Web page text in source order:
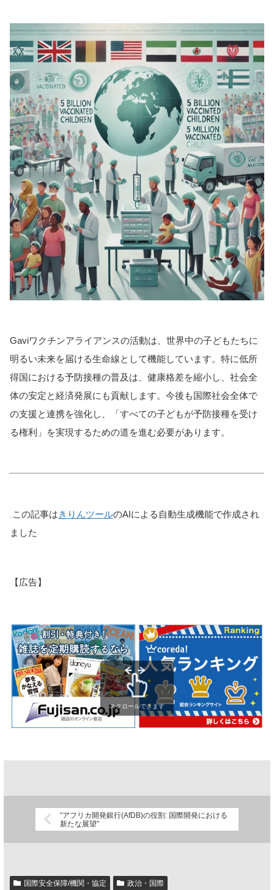
Gaviワクチンアライアンスの活動は、世界中の子どもたちに
明るい未来を届ける生命線として機能しています。特に低所
得国における予防接種の普及は、健康格差を縮小し、社会全
体の安定と経済発展にも貢献します。今後も国際社会全体で
の支援と連携を強化し、「すべての子どもが予防接種を受け
る権利」を実現するための道を進む必要があります。
この記事はきりんツールのAIによる自動生成機能で作成され
ました
【広告】
スクロールできます
“アフリカ開発銀行(AfDB)の役割: 国際開発における
新たな展望”
国際安全保障/機関・協定 政治・国際